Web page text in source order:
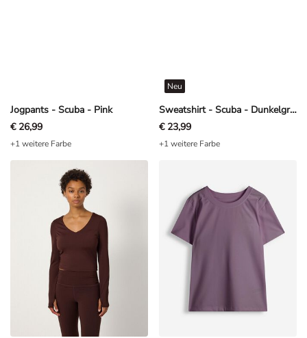
Jogpants - Scuba - Pink
€ 26,99
+1 weitere Farbe
Sweatshirt - Scuba - Dunkelgrün
Neu
€ 23,99
+1 weitere Farbe